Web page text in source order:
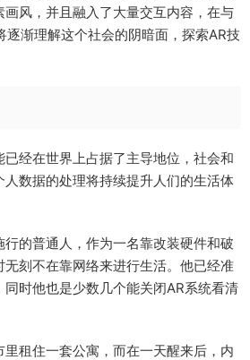
风，并且融入了大量交互内容，在与
逐渐理解这个社会的阴暗面，探索AR技
经在世界上占据了主导地位，社会和
数据的处理将持续提升人们的生活体
的普通人，作为一名靠改装硬件和破
刻不在靠网络来进行生活。他已经准
时他也是少数几个能关闭AR系统看清
租住一套公寓，而在一天醒来后，内